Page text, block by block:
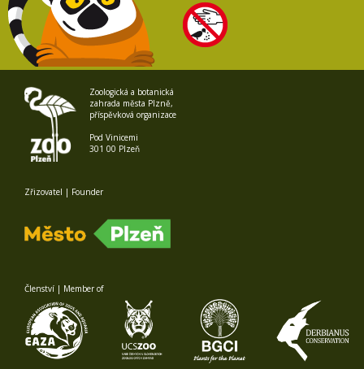
Zoologická a botanická
zahrada města Plzně,
příspěvková organizace
Pod Vinicemi
301 00 Plzeň
Zřizovatel | Founder
Členství | Member of